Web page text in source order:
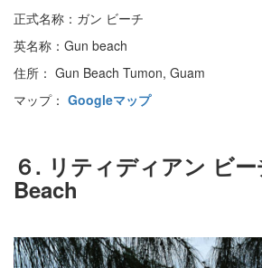
正式名称：ガン ビーチ
英名称：Gun beach
住所： Gun Beach Tumon, Guam
マップ： Googleマップ
６. リティディアン ビ
Beach